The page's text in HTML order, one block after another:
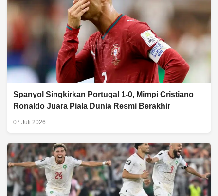
Spanyol Singkirkan Portugal 1-0, Mimpi Cristiano
Ronaldo Juara Piala Dunia Resmi Berakhir
07 Juli 2026